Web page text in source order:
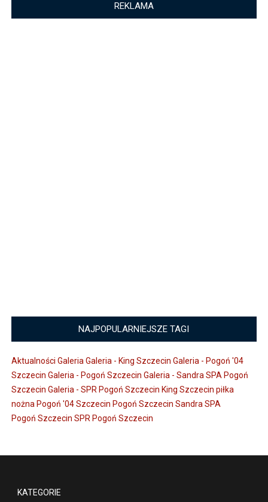
REKLAMA
NAJPOPULARNIEJSZE TAGI
Aktualności GaleriaGaleria - King Szczecin Galeria - Pogoń '04
Szczecin Galeria - Pogoń Szczecin Galeria - Sandra SPA Pogoń
Szczecin Galeria - SPR Pogoń Szczecin King Szczecin piłka
nożna Pogoń '04 Szczecin Pogoń Szczecin Sandra SPA
Pogoń Szczecin SPR Pogoń Szczecin
KATEGORIE